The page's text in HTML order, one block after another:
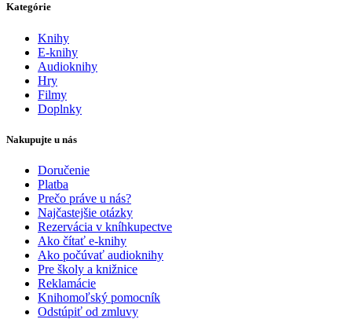
Kategórie
Knihy
E-knihy
Audioknihy
Hry
Filmy
Doplnky
Nakupujte u nás
Doručenie
Platba
Prečo práve u nás?
Najčastejšie otázky
Rezervácia v kníhkupectve
Ako čítať e-knihy
Ako počúvať audioknihy
Pre školy a knižnice
Reklamácie
Knihomoľský pomocník
Odstúpiť od zmluvy